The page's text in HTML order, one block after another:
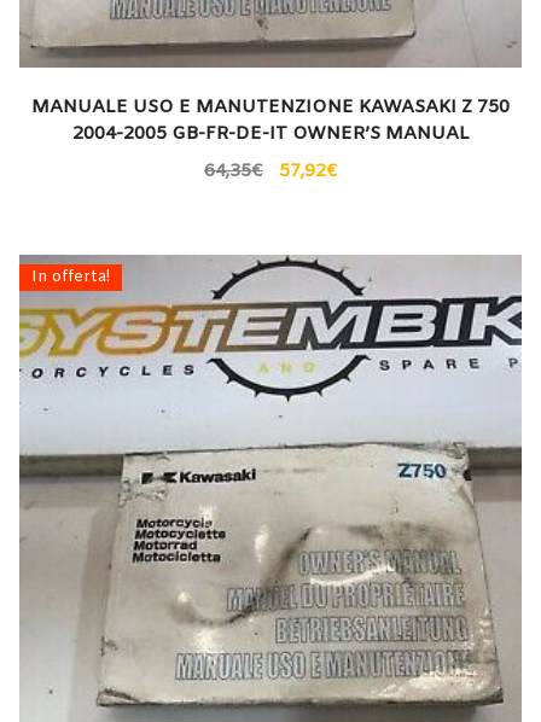
MANUALE USO E MANUTENZIONE KAWASAKI Z 750
2004-2005 GB-FR-DE-IT OWNER’S MANUAL
64,35€ 57,92€
In offerta!